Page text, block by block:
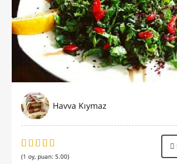
Havva Kıymaz
(1 oy, puan: 5.00)